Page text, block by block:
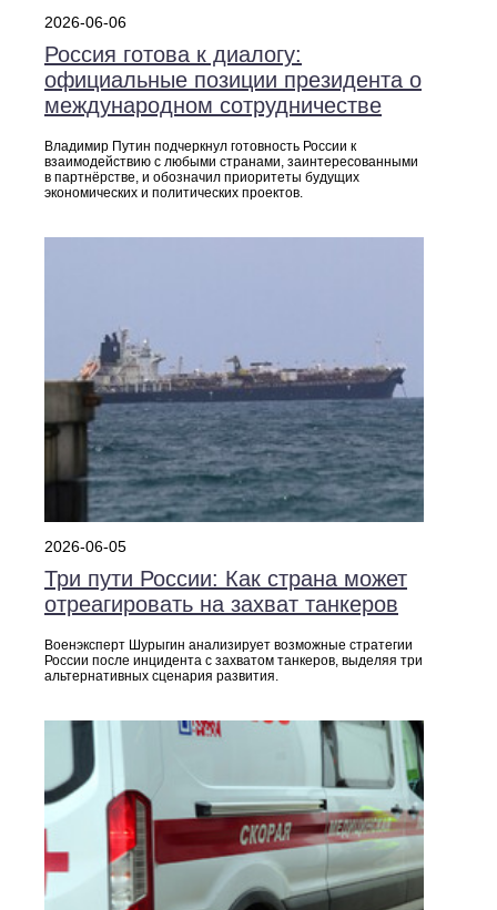
2026-06-06
Россия готова к диалогу:
официальные позиции президента о
международном сотрудничестве
Владимир Путин подчеркнул готовность России к
взаимодействию с любыми странами, заинтересованными
в партнёрстве, и обозначил приоритеты будущих
экономических и политических проектов.
2026-06-05
Три пути России: Как страна может
отреагировать на захват танкеров
Военэксперт Шурыгин анализирует возможные стратегии
России после инцидента с захватом танкеров, выделяя три
альтернативных сценария развития.